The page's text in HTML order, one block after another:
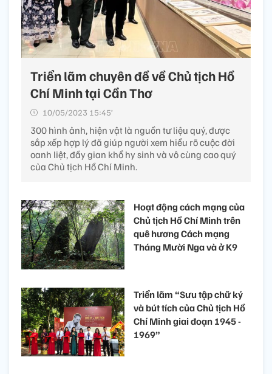
Triển lãm chuyên đề về Chủ tịch Hồ
Chí Minh tại Cần Thơ
10/05/2023 15:45’
300 hình ảnh, hiện vật là nguồn tư liệu quý, được
sắp xếp hợp lý đã giúp người xem hiểu rõ cuộc đời
oanh liệt, đầy gian khổ hy sinh và vô cùng cao quý
của Chủ tịch Hồ Chí Minh.
Hoạt động cách mạng của
Chủ tịch Hồ Chí Minh trên
quê hương Cách mạng
Tháng Mười Nga và ở K9
Triển lãm “Sưu tập chữ ký
và bút tích của Chủ tịch Hồ
Chí Minh giai đoạn 1945 -
1969”